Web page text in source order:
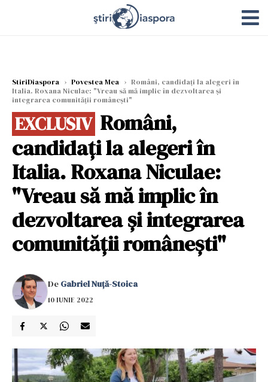
StiriDiaspora › Povestea Mea › Români, candidați la alegeri în
Italia. Roxana Niculae: "Vreau să mă implic în dezvoltarea și
integrarea comunității românești"
EXCLUSIV Români,
candidați la alegeri în
Italia. Roxana Niculae:
"Vreau să mă implic în
dezvoltarea și integrarea
comunității românești"
De Gabriel Nuță-Stoica
10 IUNIE 2022